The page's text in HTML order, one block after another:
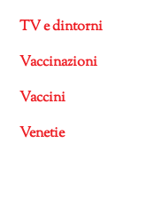
TV e dintorni
Vaccinazioni
Vaccini
Venetie